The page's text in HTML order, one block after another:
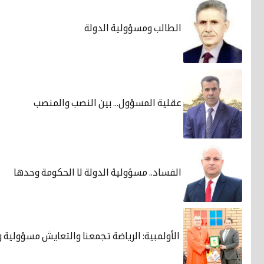
الطالب ومسؤولية الدولة
عقلية المسؤول... بين النصب والمنصب
الفساد.. مسؤولية الدولة لا الحكومة وحدها
الأولمبية: الرياضة تجمعنا والتعايش